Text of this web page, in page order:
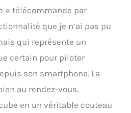
« télécommande par
que je n’ai pas pu
qui représente un
certain pour piloter
son smartphone. La
au rendez-vous,
en un véritable couteau